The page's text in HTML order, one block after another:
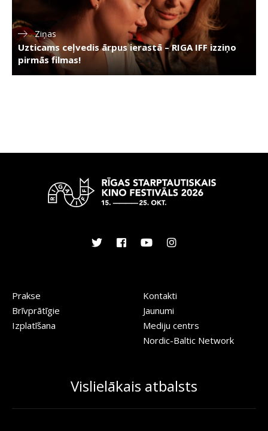
Ziņas
Uzticams ceļvedis ārpus ierastā – RIGA IFF izziņo
pirmās filmas!
Prakse
Brīvprātīgie
Izplatīšana
Kontakti
Jaunumi
Mediju centrs
Nordic-Baltic Network
Vislielākais atbalsts